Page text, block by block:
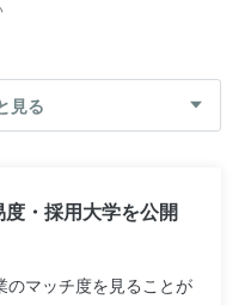
見る
・採用大学を公開
のマッチ度を見ることが